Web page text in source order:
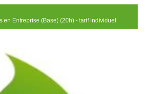
en Entreprise (Base) (20h) - tarif individuel